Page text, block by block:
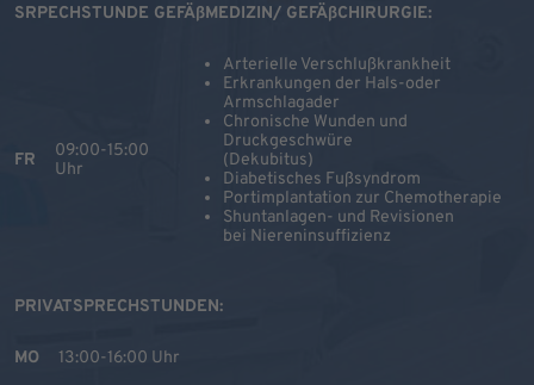
SRPECHSTUNDE GEFÄßMEDIZIN/ GEFÄßCHIRURGIE:
FR
09:00-15:00
Uhr
Arterielle Verschlußkrankheit
Erkrankungen der Hals-oder
Armschlagader
Chronische Wunden und
Druckgeschwüre
(Dekubitus)
Diabetisches Fußsyndrom
Portimplantation zur Chemotherapie
Shuntanlagen- und Revisionen
bei Niereninsuffizienz
PRIVATSPRECHSTUNDEN:
MO
13:00-16:00 Uhr